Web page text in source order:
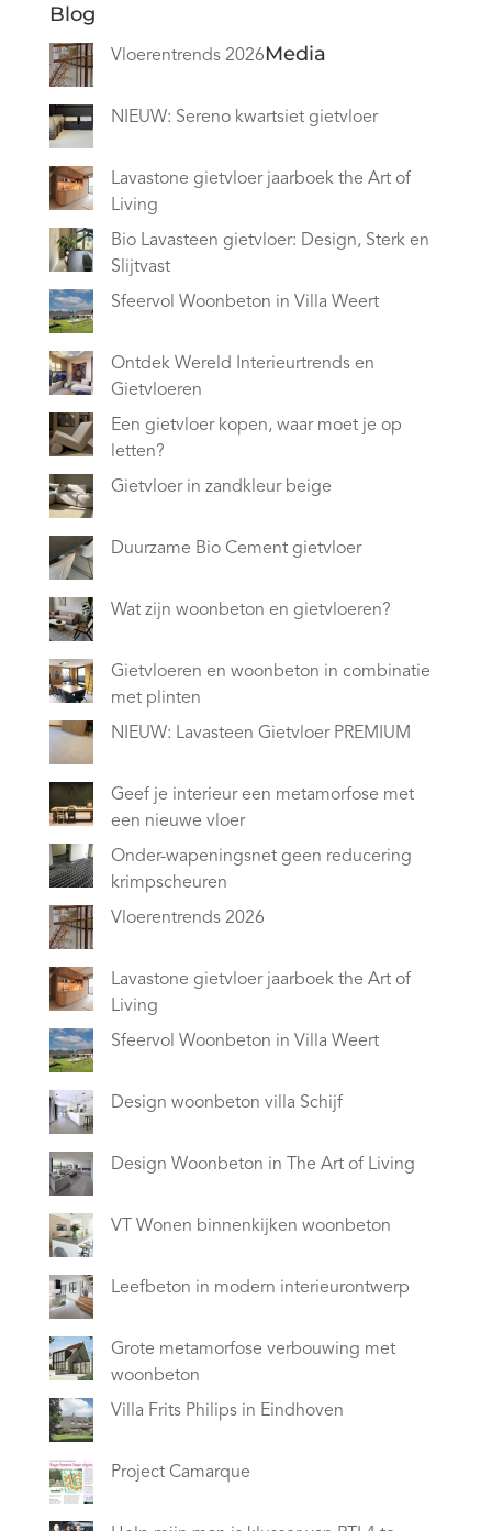
Blog
Vloerentrends 2026
NIEUW: Sereno kwartsiet gietvloer
Lavastone gietvloer jaarboek the Art of
Living
Bio Lavasteen gietvloer: Design, Sterk en
Slijtvast
Sfeervol Woonbeton in Villa Weert
Ontdek Wereld Interieurtrends en
Gietvloeren
Een gietvloer kopen, waar moet je op
letten?
Gietvloer in zandkleur beige
Duurzame Bio Cement gietvloer
Wat zijn woonbeton en gietvloeren?
Gietvloeren en woonbeton in combinatie
met plinten
NIEUW: Lavasteen Gietvloer PREMIUM
Geef je interieur een metamorfose met
een nieuwe vloer
Onder-wapeningsnet geen reducering
krimpscheuren
Media
Vloerentrends 2026
Lavastone gietvloer jaarboek the Art of
Living
Sfeervol Woonbeton in Villa Weert
Design woonbeton villa Schijf
Design Woonbeton in The Art of Living
VT Wonen binnenkijken woonbeton
Leefbeton in modern interieurontwerp
Grote metamorfose verbouwing met
woonbeton
Villa Frits Philips in Eindhoven
Project Camarque